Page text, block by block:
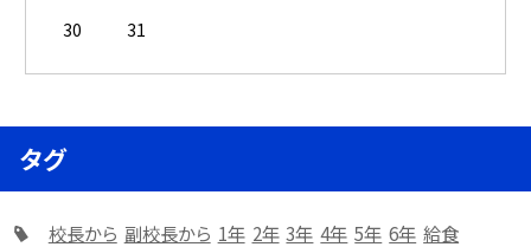
30
31
タグ
校長から 副校長から 1年 2年 3年 4年 5年 6年 給食